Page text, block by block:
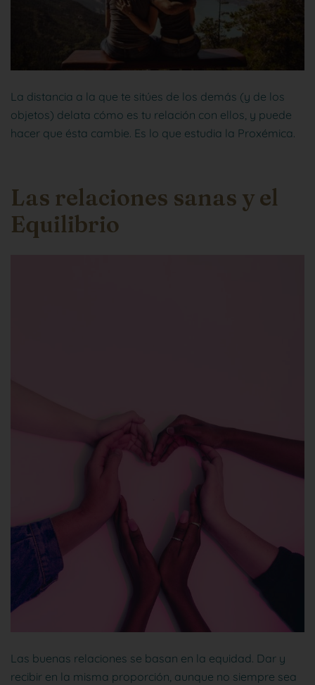
La distancia a la que te sitúes de los demás (y de los
objetos) delata cómo es tu relación con ellos, y puede
hacer que ésta cambie. Es lo que estudia la Proxémica.
Las relaciones sanas y el
Equilibrio
Las buenas relaciones se basan en la equidad. Dar y
recibir en la misma proporción, aunque no siempre sea